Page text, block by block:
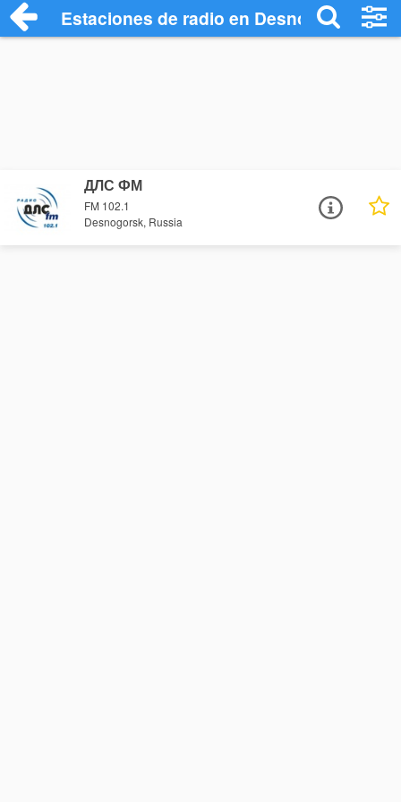
Estaciones de radio en Desnogorsk -
ДЛС ФМ
FM 102.1
Desnogorsk, Russia